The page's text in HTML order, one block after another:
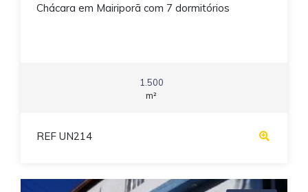
Chácara em Mairiporã com 7 dormitórios
1.500
m²
REF UN214